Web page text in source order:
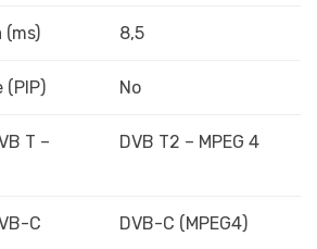
(ms) 8,5
No
T –
DVB T2 – MPEG 4
C DVB-C (MPEG4)